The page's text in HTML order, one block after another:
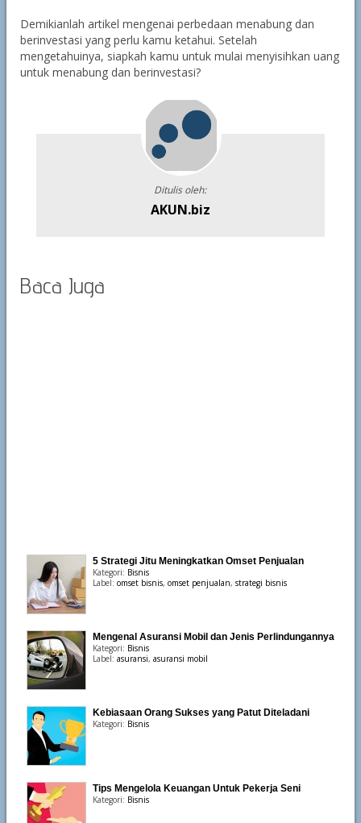
Demikianlah artikel mengenai perbedaan menabung dan
berinvestasi yang perlu kamu ketahui. Setelah
mengetahuinya, siapkah kamu untuk mulai menyisihkan uang
untuk menabung dan berinvestasi?
Ditulis oleh:
AKUN.biz
Baca Juga
5 Strategi Jitu Meningkatkan Omset Penjualan
Kategori: Bisnis
Label: omset bisnis, omset penjualan, strategi bisnis
Mengenal Asuransi Mobil dan Jenis Perlindungannya
Kategori: Bisnis
Label: asuransi, asuransi mobil
Kebiasaan Orang Sukses yang Patut Diteladani
Kategori: Bisnis
Tips Mengelola Keuangan Untuk Pekerja Seni
Kategori: Bisnis